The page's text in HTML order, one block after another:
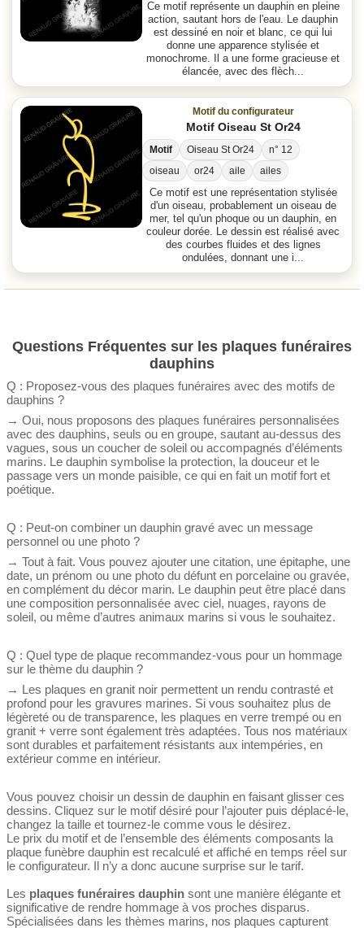
Ce motif représente un dauphin en pleine
action, sautant hors de l'eau. Le dauphin
est dessiné en noir et blanc, ce qui lui
donne une apparence stylisée et
monochrome. Il a une forme gracieuse et
élancée, avec des flèch...
Motif du configurateur
Motif Oiseau St Or24
Motif Oiseau St Or24
n° 12
oiseau
or24 aile
ailes
Ce motif est une représentation stylisée
d'un oiseau, probablement un oiseau de
mer, tel qu'un phoque ou un dauphin, en
couleur dorée. Le dessin est réalisé avec
des courbes fluides et des lignes
ondulées, donnant une i...
Questions Fréquentes sur les plaques funéraires
dauphins
Q : Proposez-vous des plaques funéraires avec des motifs de
dauphins ?
→ Oui, nous proposons des plaques funéraires personnalisées
avec des dauphins, seuls ou en groupe, sautant au-dessus des
vagues, sous un coucher de soleil ou accompagnés d’éléments
marins. Le dauphin symbolise la protection, la douceur et le
passage vers un monde paisible, ce qui en fait un motif fort et
poétique.
Q : Peut-on combiner un dauphin gravé avec un message
personnel ou une photo ?
→ Tout à fait. Vous pouvez ajouter une citation, une épitaphe, une
date, un prénom ou une photo du défunt en porcelaine ou gravée,
en complément du décor marin. Le dauphin peut être placé dans
une composition personnalisée avec ciel, nuages, rayons de
soleil, ou même d’autres animaux marins si vous le souhaitez.
Q : Quel type de plaque recommandez-vous pour un hommage
sur le thème du dauphin ?
→ Les plaques en granit noir permettent un rendu contrasté et
profond pour les gravures marines. Si vous souhaitez plus de
légèreté ou de transparence, les plaques en verre trempé ou en
granit + verre sont également très adaptées. Tous nos matériaux
sont durables et parfaitement résistants aux intempéries, en
extérieur comme en intérieur.
Vous pouvez choisir un dessin de dauphin en faisant glisser ces
dessins. Cliquez sur le motif désiré pour l’ajouter puis déplacé-le,
changez la taille et tournez-le comme vous le désirez.
Le prix du motif et de l’ensemble des éléments composants la
plaque funèbre dauphin est recalculé et affiché en temps réel sur
le configurateur. Il n’y a donc aucune surprise sur le tarif.
Les plaques funéraires dauphin sont une manière élégante et
significative de rendre hommage à vos proches disparus.
Spécialisées dans les thèmes marins, nos plaques capturent